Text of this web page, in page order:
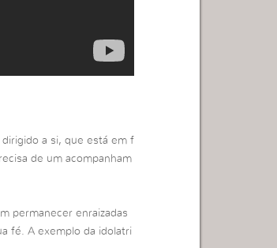
a si, que está em f
de um acompanham
permanecer enraizadas
fé. A exemplo da idolatri